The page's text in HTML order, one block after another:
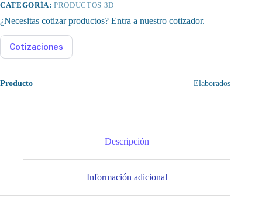
CATEGORÍA:PRODUCTOS 3D
¿Necesitas cotizar productos? Entra a nuestro cotizador.
Cotizaciones
Producto Elaborados
Descripción
Información adicional